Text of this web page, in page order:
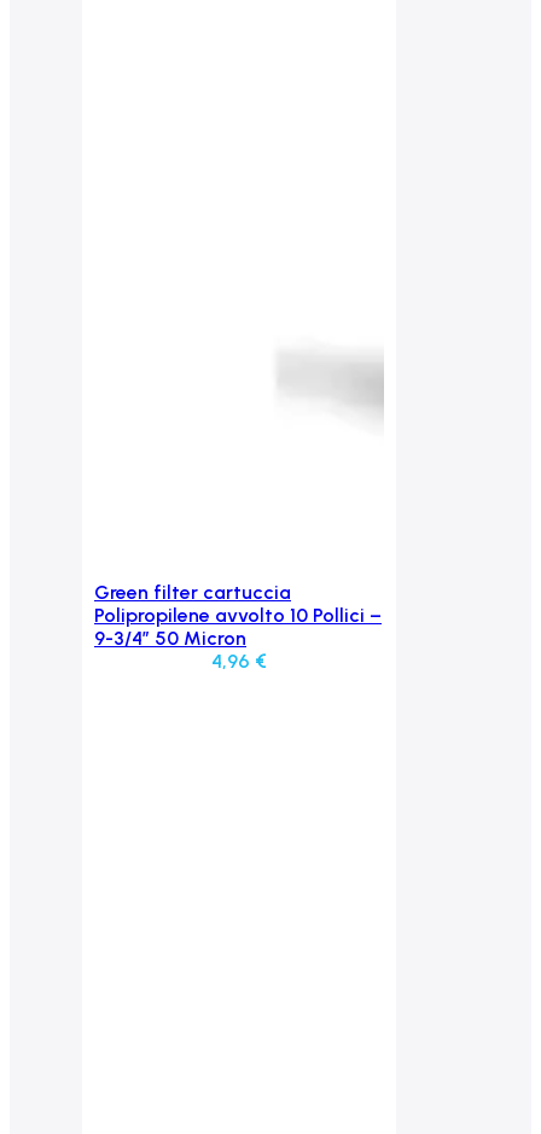
Aggiungi al carrello
Green filter cartuccia
Polipropilene avvolto 10 Pollici –
9-3/4″ 50 Micron
4,96 €